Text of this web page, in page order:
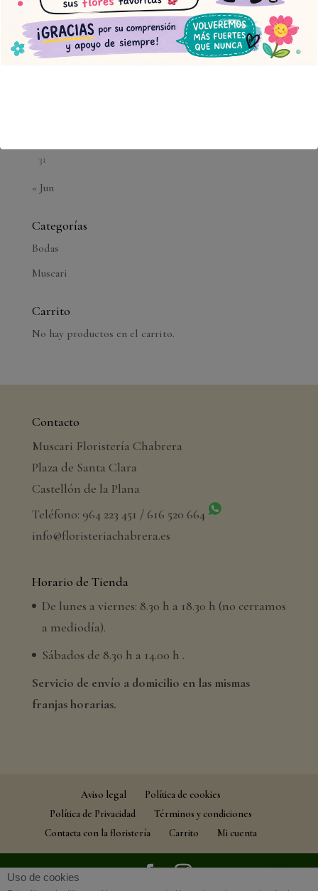
3 4 5 6 7 8 9
10 11 12 13 14 15 16
31
« Jun
Categorías
Bodas
Muscari
Carrito
No hay productos en el carrito.
Contacto
Muscari Floristería Chabrera
Plaza de Santa Clara
Castellón de la Plana
Teléfono: 964 223 451 / 616 520 664
info@floristeriachabrera.es
Horario de Tienda
De lunes a viernes: 8.30 h a 18.30 h (no cerramos
a mediodía).
Sábados de 8.30 h a 14.00 h .
Servicio de envío a domicilio en las mismas
franjas horarias.
Aviso legal
Política de cookies
Política de Privacidad
Términos y condiciones
Contacta con la floristería
Carrito Mi cuenta
Uso de cookies